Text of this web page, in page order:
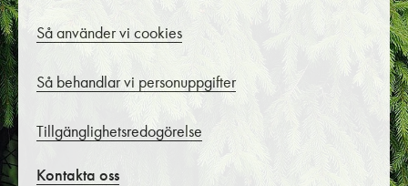
Så använder vi cookies
Så behandlar vi personuppgifter
Tillgänglighetsredogörelse
Kontakta oss